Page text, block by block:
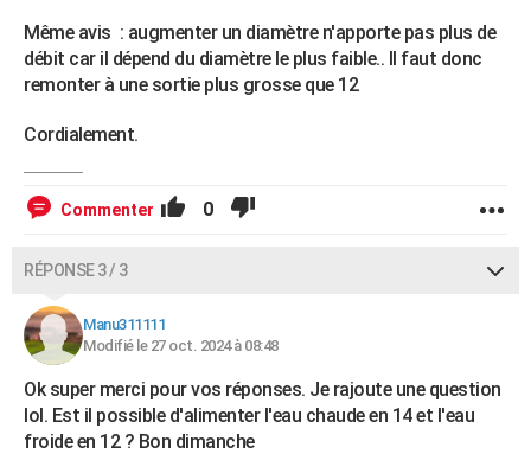
Même avis : augmenter un diamètre n'apporte pas plus de
débit car il dépend du diamètre le plus faible.. Il faut donc
remonter à une sortie plus grosse que 12
Cordialement.
Commenter 0
RÉPONSE 3 / 3
Manu311111
Modifié le 27 oct. 2024 à 08:48
Ok super merci pour vos réponses. Je rajoute une question
lol. Est il possible d'alimenter l'eau chaude en 14 et l'eau
froide en 12 ? Bon dimanche